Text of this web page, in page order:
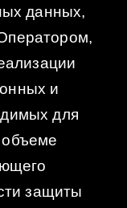
данных,
и
для
защиты